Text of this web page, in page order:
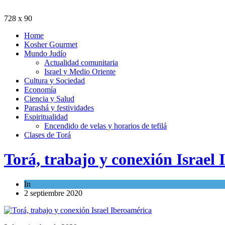
728 x 90
Home
Kosher Gourmet
Mundo Judío
Actualidad comunitaria
Israel y Medio Oriente
Cultura y Sociedad
Economía
Ciencia y Salud
Parashá y festividades
Espiritualidad
Encendido de velas y horarios de tefilá
Clases de Torá
Torá, trabajo y conexión Israel
In
2 septiembre 2020